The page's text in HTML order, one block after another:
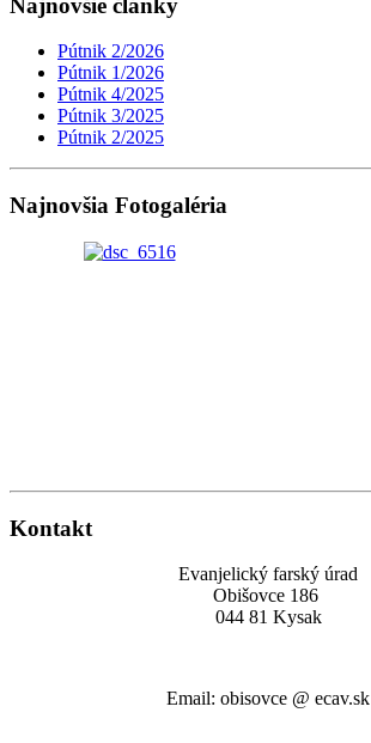
Pútnik 2/2026
Pútnik 1/2026
Pútnik 4/2025
Pútnik 3/2025
Pútnik 2/2025
Najnovšia Fotogaléria
Kontakt
Evanjelický farský úrad
Obišovce 186
044 81 Kysak
Email: obisovce @ ecav.sk